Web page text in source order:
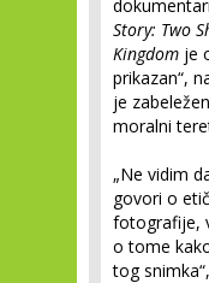
Story: Two
Kingdom je
prikazan“,
je
moralni
„Ne vidim
govori o
fotografije,
o tome
tog